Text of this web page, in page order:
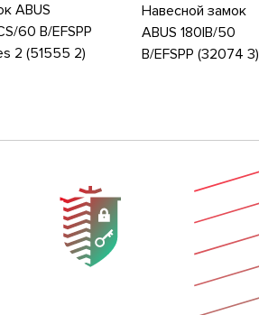
ABUS
60 B/EFSPP
2 (51555 2)
Навесной замок
ABUS 180IB/50
B/EFSPP (32074 3)